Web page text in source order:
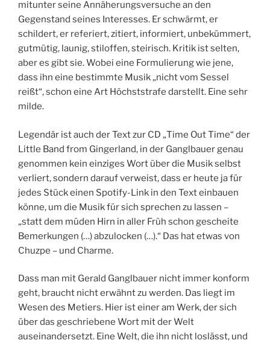
mitunter seine Annäherungsversuche an den
Gegenstand seines Interesses. Er schwärmt, er
schildert, er referiert, zitiert, informiert, unbekümmert,
gutmütig, launig, stiloffen, steirisch. Kritik ist selten,
aber es gibt sie. Wobei eine Formulierung wie jene,
dass ihn eine bestimmte Musik „nicht vom Sessel
reißt“, schon eine Art Höchststrafe darstellt. Eine sehr
milde.
Legendär ist auch der Text zur CD „Time Out Time“ der
Little Band from Gingerland, in der Ganglbauer genau
genommen kein einziges Wort über die Musik selbst
verliert, sondern darauf verweist, dass er heute ja für
jedes Stück einen Spotify-Link in den Text einbauen
könne, um die Musik für sich sprechen zu lassen –
„statt dem müden Hirn in aller Früh schon gescheite
Bemerkungen (…) abzulocken (…).“ Das hat etwas von
Chuzpe – und Charme.
Dass man mit Gerald Ganglbauer nicht immer konform
geht, braucht nicht erwähnt zu werden. Das liegt im
Wesen des Metiers. Hier ist einer am Werk, der sich
über das geschriebene Wort mit der Welt
auseinandersetzt. Eine Welt, die ihn nicht loslässt, und